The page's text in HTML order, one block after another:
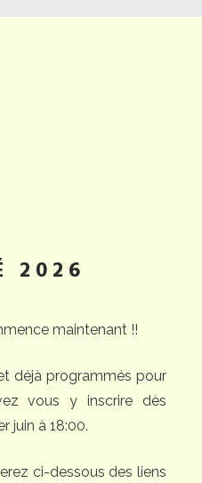
2026
maintenant !!
déjà programmés pour
vous y inscrire dès
juin à 18:00.
ci-dessous des liens